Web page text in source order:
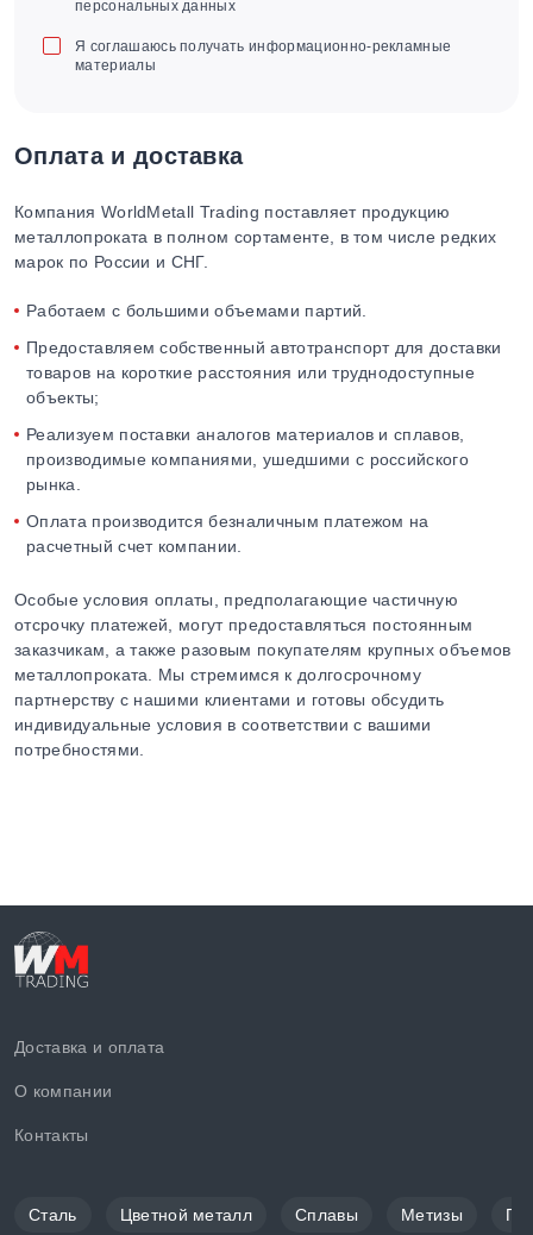
персональных данных
Я соглашаюсь получать информационно-рекламные
материалы
Оплата и доставка
Компания WorldMetall Trading поставляет продукцию
металлопроката в полном сортаменте, в том числе редких
марок по России и СНГ.
Работаем с большими объемами партий.
Предоставляем собственный автотранспорт для доставки
товаров на короткие расстояния или труднодоступные
объекты;
Реализуем поставки аналогов материалов и сплавов,
производимые компаниями, ушедшими с российского
рынка.
Оплата производится безналичным платежом на
расчетный счет компании.
Особые условия оплаты, предполагающие частичную
отсрочку платежей, могут предоставляться постоянным
заказчикам, а также разовым покупателям крупных объемов
металлопроката. Мы стремимся к долгосрочному
партнерству с нашими клиентами и готовы обсудить
индивидуальные условия в соответствии с вашими
потребностями.
Доставка и оплата
О компании
Контакты
Сталь Цветной металл Сплавы Метизы